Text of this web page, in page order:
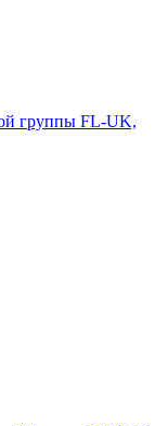
группы FL-UK,